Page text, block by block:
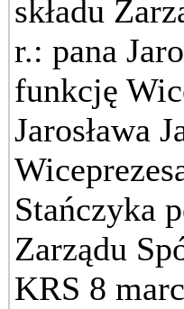
składu
r.: pana
funkcję
Jarosława
Stańczyka
Zarządu
KRS 8